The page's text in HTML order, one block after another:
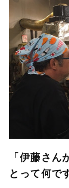
「伊藤さ
とって何で